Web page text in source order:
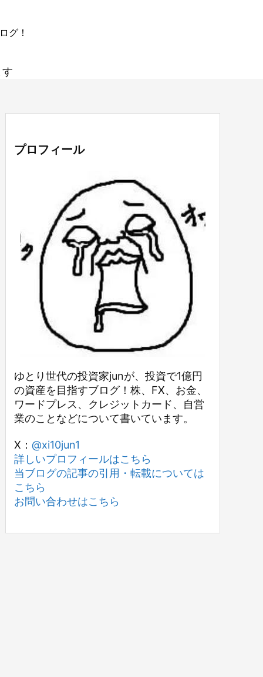
グ！
プロフィール
ゆとり世代の投資家junが、投資で1億円
の資産を目指すブログ！株、FX、お金、
ワードプレス、クレジットカード、自営
業のことなどについて書いています。
X： @xi10jun1
詳しいプロフィールはこちら
当ブログの記事の引用・転載については
こちら
お問い合わせはこちら